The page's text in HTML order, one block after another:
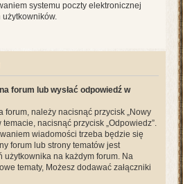
systemu poczty elektronicznej
forum lub wysłać odpowiedź w
forum, należy nacisnąć przycisk „Nowy
nacisnąć przycisk „Odpowiedz”.
wiadomości trzeba będzie się
forum lub strony tematów jest
na każdym forum. Na
tematy, Możesz dodawać załączniki